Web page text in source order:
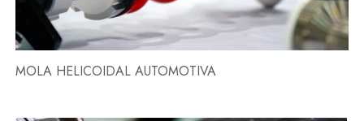
MOLA HELICOIDAL AUTOMOTIVA